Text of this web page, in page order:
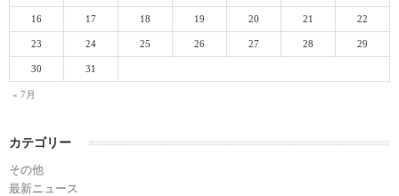
« 7月
16 17 18 19 20 21 22
23 24 25 26 27 28 29
30 31
カテゴリー
その他
最新ニュース